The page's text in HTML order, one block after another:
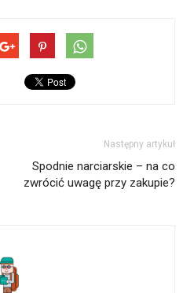
Następny artykuł
Spodnie narciarskie – na co
zwrócić uwagę przy zakupie?